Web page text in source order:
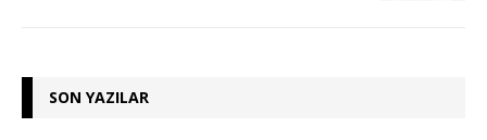
SON YAZILAR